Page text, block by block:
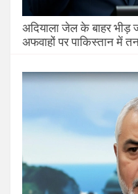
अदियाला जेल के बाहर भीड़
अफवाहों पर पाकिस्तान में